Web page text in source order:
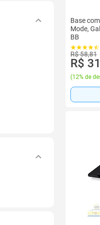
Base
Mode,
BB
R$ 58,81
R$
(12% de